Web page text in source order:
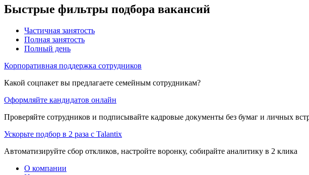
Быстрые фильтры подбора вакансий
Частичная занятость
Полная занятость
Полный день
Корпоративная поддержка сотрудников
Какой соцпакет вы предлагаете семейным сотрудникам?
Оформляйте кандидатов онлайн
Проверяйте сотрудников и подписывайте кадровые документы без бумаг и личных
Ускорьте подбор в 2 раза с Talantix
Автоматизируйте сбор откликов, настройте воронку, собирайте аналитику в 2 клика
О компании